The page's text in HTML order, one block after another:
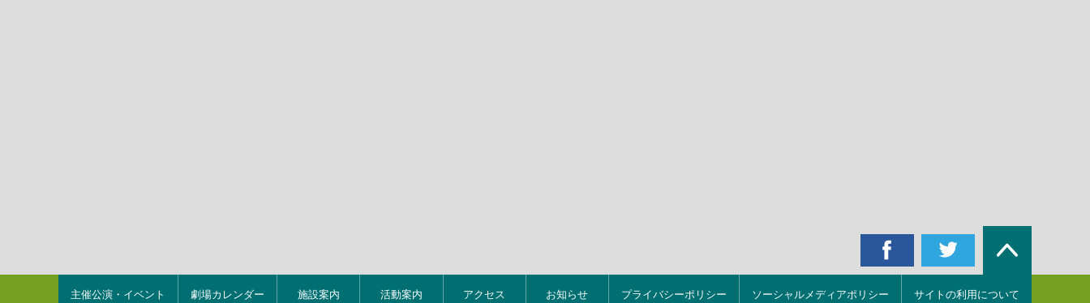
主催公演・イベント 劇場カレンダー 施設案内 活動案内 アクセス お知らせ プライバシーポリシー ソーシャルメディアポリシー サイトの利用について